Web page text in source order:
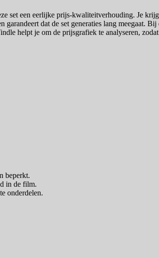
set een eerlijke prijs-kwaliteitverhouding. Je
dat de set generaties lang meegaat.
helpt je om de prijsgrafiek te analyseren,
beperkt.
in de film.
onderdelen.